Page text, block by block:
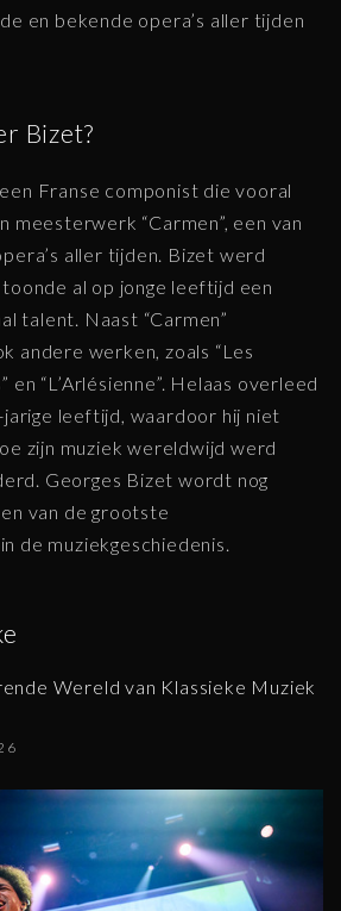
en bekende opera’s aller tijden
Bizet?
Franse componist die vooral
meesterwerk “Carmen”, een van
aller tijden. Bizet werd
al op jonge leeftijd een
talent. Naast “Carmen”
andere werken, zoals “Les
en “L’Arlésienne”. Helaas overleed
leeftijd, waardoor hij niet
zijn muziek wereldwijd werd
Georges Bizet wordt nog
van de grootste
de muziekgeschiedenis.
Wereld van Klassieke Muziek